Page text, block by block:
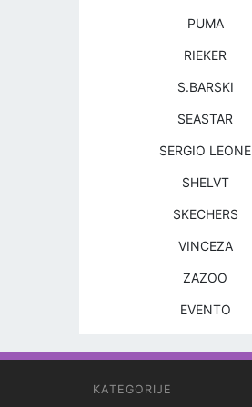
PUMA
RIEKER
S.BARSKI
SEASTAR
SERGIO LEONE
SHELVT
SKECHERS
VINCEZA
ZAZOO
EVENTO
KATEGORIJE